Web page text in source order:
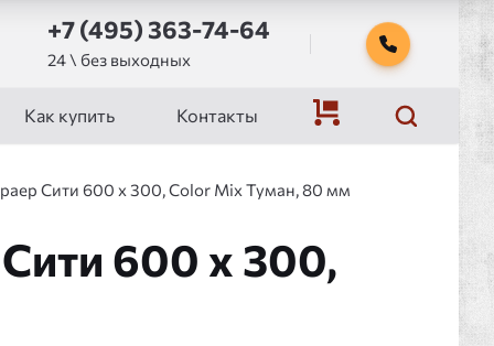
+7 (495) 363-74-64
24 \ без выходных
Как купить Контакты
Сити 600 x 300, Color Mix Туман, 80 мм
600 x 300,